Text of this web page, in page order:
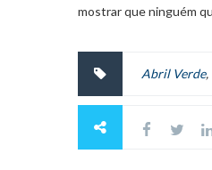
mostrar que ninguém
Abril Verde,